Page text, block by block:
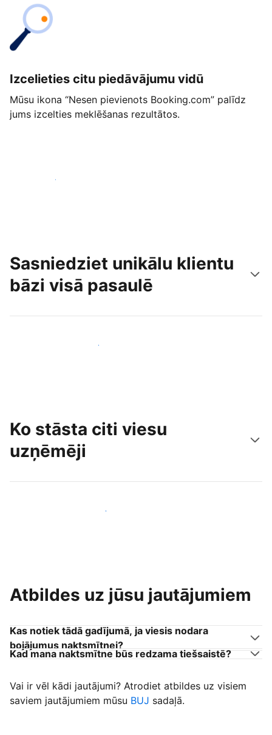
Izcelieties citu piedāvājumu vidū
Mūsu ikona “Nesen pievienots Booking.com” palīdz
jums izcelties meklēšanas rezultātos.
Sākt jau šodien
Sasniedziet unikālu klientu
bāzi visā pasaulē
Sasniegt jaunus viesus jau šodien
Ko stāsta citi viesu
uzņēmēji
Pievienoties citiem viesu uzņēmējiem
Atbildes uz jūsu jautājumiem
Kas notiek tādā gadījumā, ja viesis nodara
bojājumus naktsmītnei?
Kad mana naktsmītne būs redzama tiešsaistē?
Vai ir vēl kādi jautājumi? Atrodiet atbildes uz visiem
saviem jautājumiem mūsu BUJ sadaļā.